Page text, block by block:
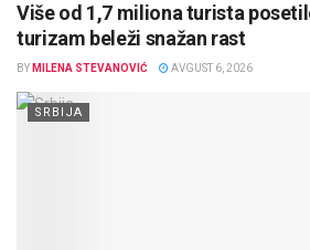
Više od 1,7 miliona turista
turizam beleži snažan rast
BY MILENA STEVANOVIĆ AVGUST 6, 2026
SRBIJA